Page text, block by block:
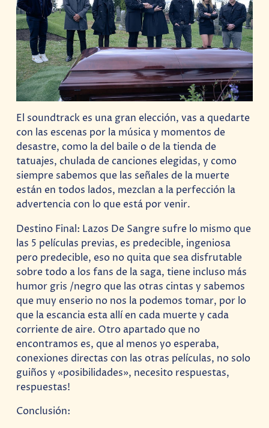
El soundtrack es una gran elección, vas a quedarte
con las escenas por la música y momentos de
desastre, como la del baile o de la tienda de
tatuajes, chulada de canciones elegidas, y como
siempre sabemos que las señales de la muerte
están en todos lados, mezclan a la perfección la
advertencia con lo que está por venir.
Destino Final: Lazos De Sangre sufre lo mismo que
las 5 películas previas, es predecible, ingeniosa
pero predecible, eso no quita que sea disfrutable
sobre todo a los fans de la saga, tiene incluso más
humor gris /negro que las otras cintas y sabemos
que muy enserio no nos la podemos tomar, por lo
que la escancia esta allí en cada muerte y cada
corriente de aire. Otro apartado que no
encontramos es, que al menos yo esperaba,
conexiones directas con las otras películas, no solo
guiños y «posibilidades», necesito respuestas,
respuestas!
Conclusión: